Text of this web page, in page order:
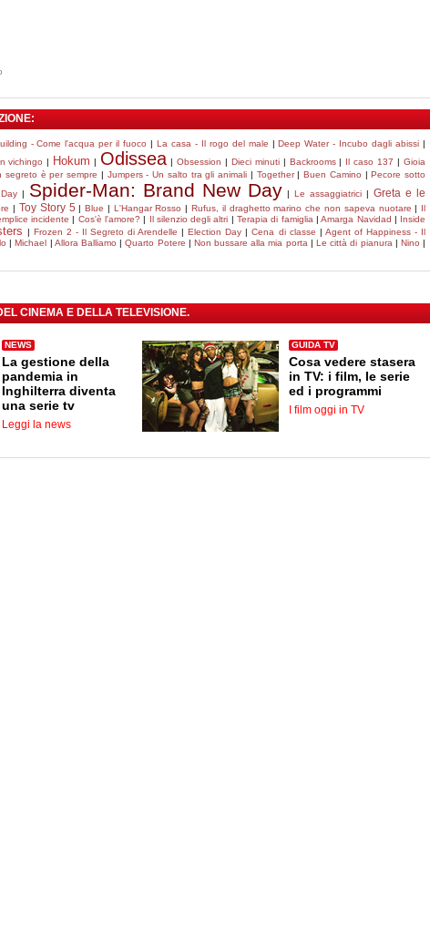
- Come l'acqua per il fuoco |La casa - Il rogo del male |Deep Water - Incubo dagli abissi |
vichingo | Hokum | Odissea | Obsession | Dieci minuti| Backrooms| Il caso 137 |Gioia
segreto è per sempre | Jumpers - Un salto tra gli animali | Together| Buen Camino |Pecore sotto
| Spider-Man: Brand New Day | Le assaggiatrici | Greta e le
| Toy Story 5 |Blue | L'Hangar Rosso |Rufus, il draghetto marino che non sapeva nuotare | Il
incidente | Cos'è l'amore? | Il silenzio degli altri |Terapia di famiglia |Amarga Navidad | Inside
| Frozen 2 - Il Segreto di Arendelle |Election Day |Cena di classe | Agent of Happiness - Il
|Michael | Allora Balliamo |Quarto Potere | Non bussare alla mia porta | Le città di pianura | Nino |
CINEMA E DELLA TELEVISIONE.
NEWS
La gestione della
pandemia in
Inghilterra diventa
una serie tv
Leggi la news
GUIDA TV
Cosa vedere stasera
in TV: i film, le serie
ed i programmi
I film oggi in TV